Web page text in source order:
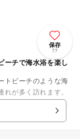
保存
77
ーチで海水浴を楽し
トビーチのような海
が多く訪れます。
に位置しており、立